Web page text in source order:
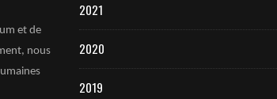
et de
nous
2021
2020
2019